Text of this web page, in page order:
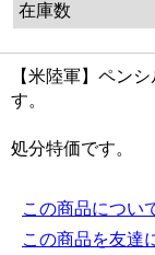
在庫数
【米陸軍】ペン
す。
処分特価です。
この商品につい
この商品を友達